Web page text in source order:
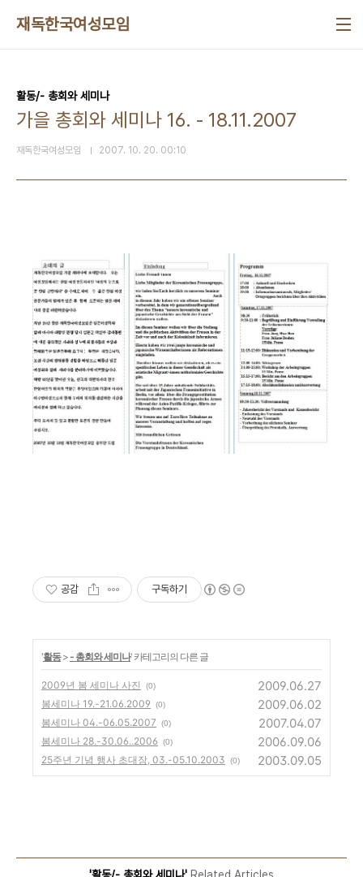
재독한국여성모임
활동/- 총회와 세미나
가을 총회와 세미나 16. - 18.11.2007
재독한국여성모임 2007. 10. 20. 00:10
공감 구독하기
'활동>- 총회와 세미나' 카테고리의 다른 글
2009년 봄 세미나 사진 (0) 2009.06.27
봄세미나 19.-21.06.2009 (0) 2009.06.02
봄세미나 04.-06.05.2007 (0) 2007.04.07
봄세미나 28.-30.06..2006 (0) 2006.09.06
25주년 기념 행사 초대장, 03.-05.10.2003 (0) 2003.09.05